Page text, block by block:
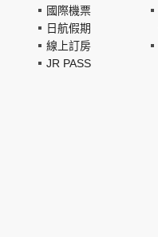
國際機票
日航假期
線上訂房
JR PASS